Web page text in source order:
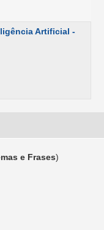
Artificial -
e Frases)